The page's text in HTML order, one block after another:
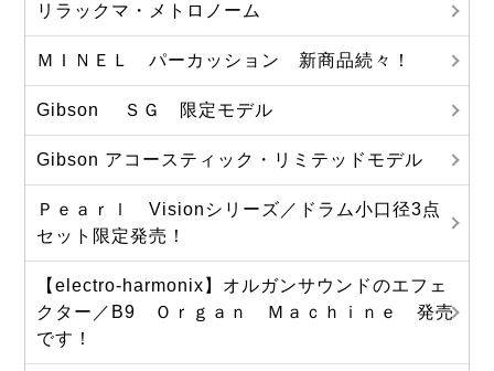
リラックマ・メトロノーム
ＭＩＮＥＬ パーカッション 新商品続々！
Gibson ＳＧ 限定モデル
Gibson アコースティック・リミテッドモデル
Ｐｅａｒｌ Visionシリーズ／ドラム小口径3点
セット限定発売！
【electro-harmonix】オルガンサウンドのエフェ
クター／B9 Ｏｒｇａｎ Ｍａｃｈｉｎｅ 発売
です！